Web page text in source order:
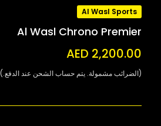
Al Wasl Sports
Al Wasl Chrono Premier
AED 2,200.00
(الضرائب مشمولة. يتم حساب الشحن عند الدفع.)